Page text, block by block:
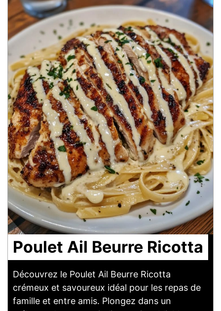
Poulet Ail Beurre Ricotta
Découvrez le Poulet Ail Beurre Ricotta
crémeux et savoureux idéal pour les repas de
famille et entre amis. Plongez dans un